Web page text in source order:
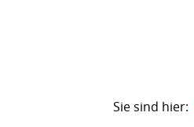
Sie sind hier: